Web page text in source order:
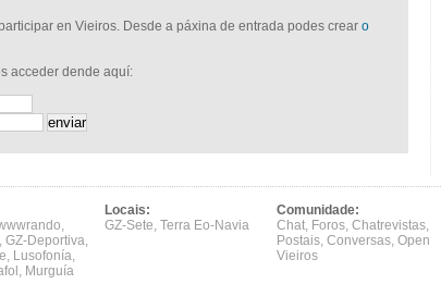
en Vieiros. Desde a páxina de entrada podes crear o
acceder dende aquí:
,
, GZ-Deportiva,
, Lusofonía,
, Murguía
Locais:
GZ-Sete, Terra Eo-Navia
Comunidade:
Chat, Foros, Chatrevistas,
Postais, Conversas, Open
Vieiros